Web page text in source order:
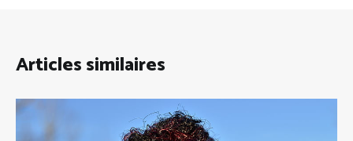
Articles similaires